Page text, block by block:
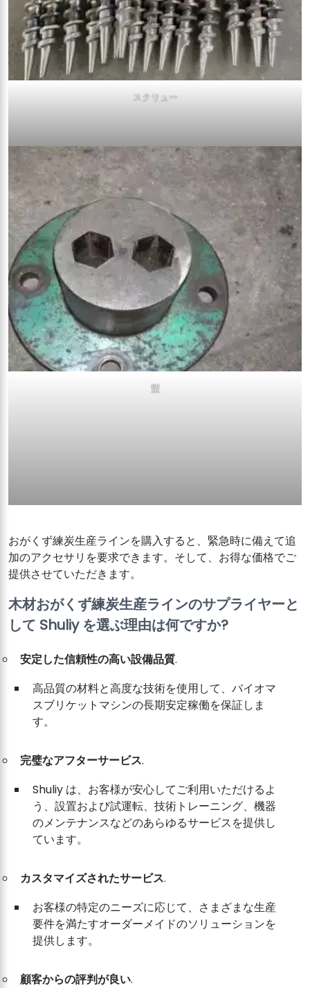
スクリュー
型
おがくず練炭生産ラインを購入すると、緊急時に備えて追
加のアクセサリを要求できます。そして、お得な価格でご
提供させていただきます。
木材おがくず練炭生産ラインのサプライヤーと
して Shuliy を選ぶ理由は何ですか?
安定した信頼性の高い設備品質.
高品質の材料と高度な技術を使用して、バイオマ
スブリケットマシンの長期安定稼働を保証しま
す。
完璧なアフターサービス.
Shuliy は、お客様が安心してご利用いただけるよ
う、設置および試運転、技術トレーニング、機器
のメンテナンスなどのあらゆるサービスを提供し
ています。
カスタマイズされたサービス.
お客様の特定のニーズに応じて、さまざまな生産
要件を満たすオーダーメイドのソリューションを
提供します。
顧客からの評判が良い.